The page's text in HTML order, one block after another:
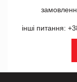
інші питання: